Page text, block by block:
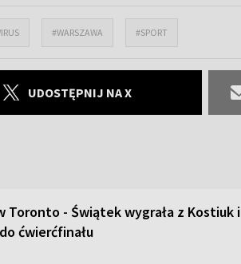
#WARSZAWA #SPORT
UDOSTĘPNIJ NA X
Toronto - Świątek wygrała z Kostiuk i
ćwierćfinału